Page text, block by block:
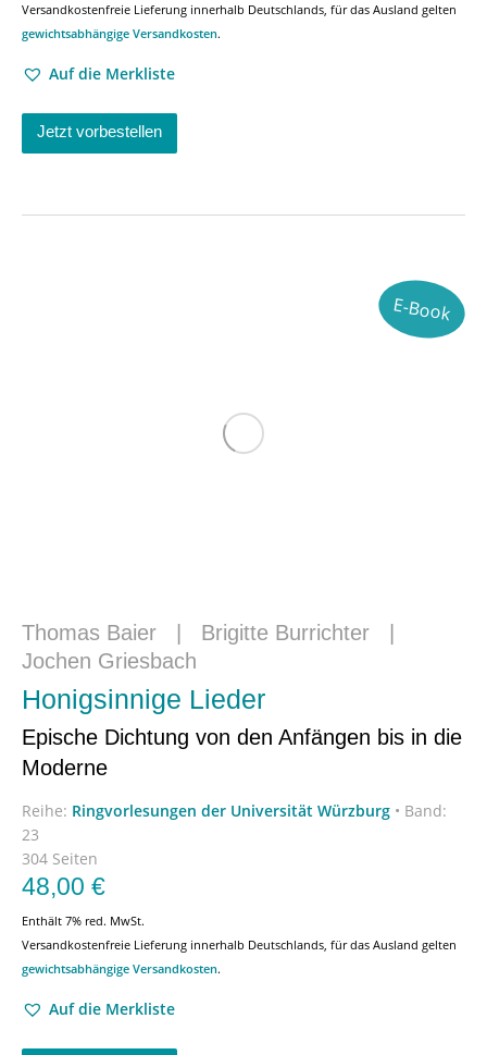
Versandkostenfreie Lieferung innerhalb Deutschlands, für das Ausland gelten
gewichtsabhängige Versandkosten.
Auf die Merkliste
Jetzt vorbestellen
E-Book
Thomas Baier Brigitte Burrichter
Jochen Griesbach
Honigsinnige Lieder
Epische Dichtung von den Anfängen bis in die
Moderne
Reihe: Ringvorlesungen der Universität Würzburg • Band:
23
304 Seiten
48,00 €
Enthält 7% red. MwSt.
Versandkostenfreie Lieferung innerhalb Deutschlands, für das Ausland gelten
gewichtsabhängige Versandkosten.
Auf die Merkliste